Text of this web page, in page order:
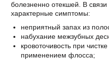
болезненно отекшей. В
характерные симптомы:
неприятный запах из
набухание межзубных
кровоточивость при
применением флосса;